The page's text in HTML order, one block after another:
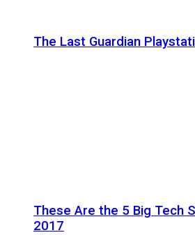
The Last Guardian
These Are the 5 Big Tech
2017